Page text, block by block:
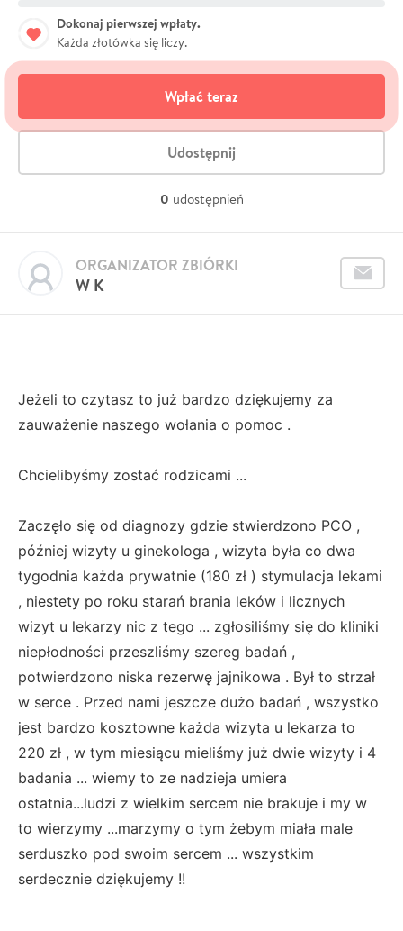
Dokonaj pierwszej wpłaty.
Każda złotówka się liczy.
Wpłać teraz
Udostępnij
0 udostępnień
W K
ORGANIZATOR ZBIÓRKI
Jeżeli to czytasz to już bardzo dziękujemy za
zauważenie naszego wołania o pomoc .
Chcielibyśmy zostać rodzicami ...
Zaczęło się od diagnozy gdzie stwierdzono PCO ,
później wizyty u ginekologa , wizyta była co dwa
tygodnia każda prywatnie (180 zł ) stymulacja lekami
, niestety po roku starań brania leków i licznych
wizyt u lekarzy nic z tego ... zgłosiliśmy się do kliniki
niepłodności przeszliśmy szereg badań ,
potwierdzono niska rezerwę jajnikowa . Był to strzał
w serce . Przed nami jeszcze dużo badań , wszystko
jest bardzo kosztowne każda wizyta u lekarza to
220 zł , w tym miesiącu mieliśmy już dwie wizyty i 4
badania ... wiemy to ze nadzieja umiera
ostatnia...ludzi z wielkim sercem nie brakuje i my w
to wierzymy ...marzymy o tym żebym miała male
serduszko pod swoim sercem ... wszystkim
serdecznie dziękujemy !!